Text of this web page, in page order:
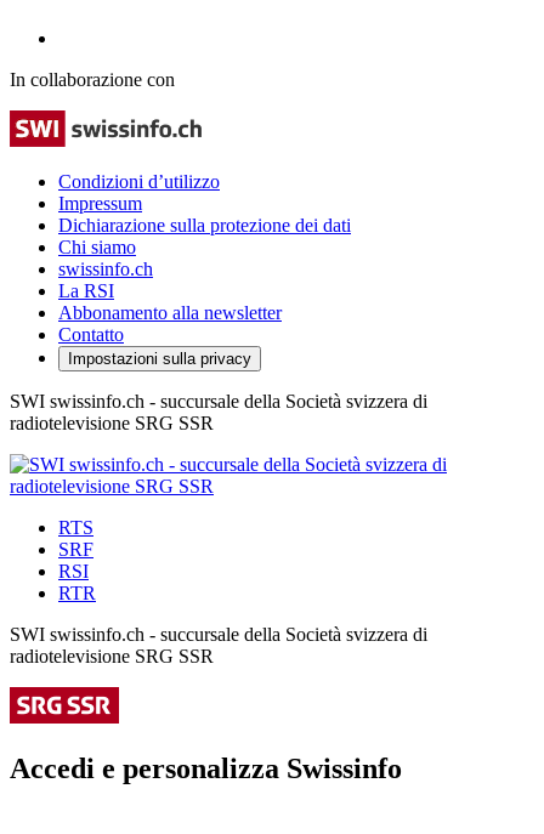
In collaborazione con
Condizioni d’utilizzo
Impressum
Dichiarazione sulla protezione dei dati
Chi siamo
swissinfo.ch
La RSI
Abbonamento alla newsletter
Contatto
Impostazioni sulla privacy
SWI swissinfo.ch - succursale della Società svizzera di
radiotelevisione SRG SSR
RTS
SRF
RSI
RTR
SWI swissinfo.ch - succursale della Società svizzera di
radiotelevisione SRG SSR
Accedi e personalizza Swissinfo